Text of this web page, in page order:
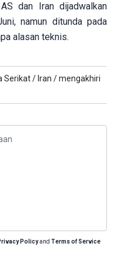
dan Iran dijadwalkan
namun ditunda pada
alasan teknis.
Serikat / Iran /mengakhiri
Policyand Terms of Service